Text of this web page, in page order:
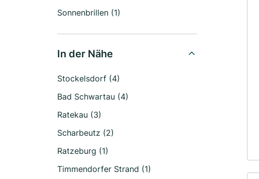
Sonnenbrillen (1)
In der Nähe
Stockelsdorf (4)
Bad Schwartau (4)
Ratekau (3)
Scharbeutz (2)
Ratzeburg (1)
Timmendorfer Strand (1)